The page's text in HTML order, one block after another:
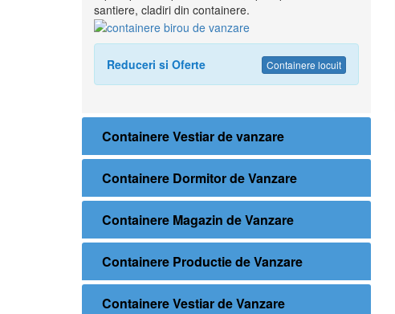
santiere, cladiri din containere.
Containere locuit
Reduceri si Oferte
Containere Vestiar de vanzare
Containere Dormitor de Vanzare
Containere Magazin de Vanzare
Containere Productie de Vanzare
Containere Vestiar de Vanzare